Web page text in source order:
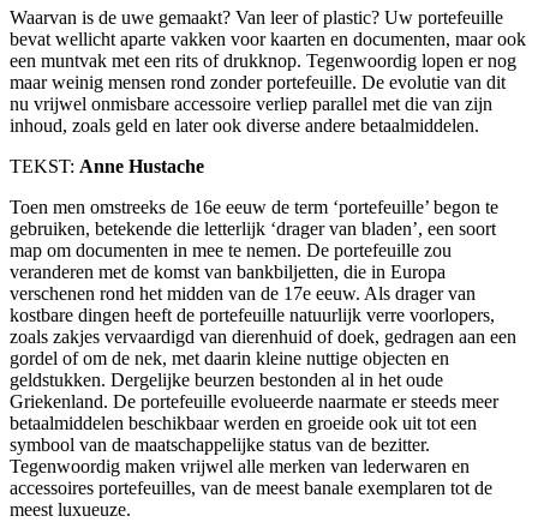
Waarvan is de uwe gemaakt? Van leer of plastic? Uw portefeuille
bevat wellicht aparte vakken voor kaarten en documenten, maar ook
een muntvak met een rits of drukknop. Tegenwoordig lopen er nog
maar weinig mensen rond zonder portefeuille. De evolutie van dit
nu vrijwel onmisbare accessoire verliep parallel met die van zijn
inhoud, zoals geld en later ook diverse andere betaalmiddelen.
TEKST: Anne Hustache
Toen men omstreeks de 16e eeuw de term ‘portefeuille’ begon te
gebruiken, betekende die letterlijk ‘drager van bladen’, een soort
map om documenten in mee te nemen. De portefeuille zou
veranderen met de komst van bankbiljetten, die in Europa
verschenen rond het midden van de 17e eeuw. Als drager van
kostbare dingen heeft de portefeuille natuurlijk verre voorlopers,
zoals zakjes vervaardigd van dierenhuid of doek, gedragen aan een
gordel of om de nek, met daarin kleine nuttige objecten en
geldstukken. Dergelijke beurzen bestonden al in het oude
Griekenland. De portefeuille evolueerde naarmate er steeds meer
betaalmiddelen beschikbaar werden en groeide ook uit tot een
symbool van de maatschappelijke status van de bezitter.
Tegenwoordig maken vrijwel alle merken van lederwaren en
accessoires portefeuilles, van de meest banale exemplaren tot de
meest luxueuze.